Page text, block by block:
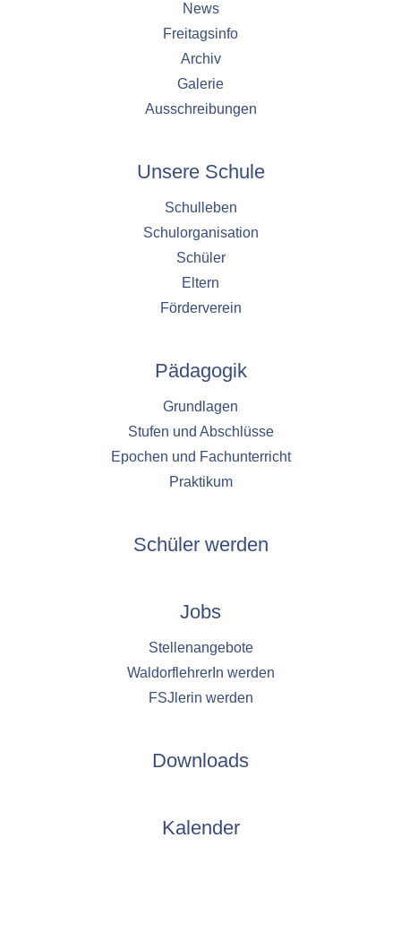
News
Freitagsinfo
Archiv
Galerie
Ausschreibungen
Unsere Schule
Schulleben
Schulorganisation
Schüler
Eltern
Förderverein
Pädagogik
Grundlagen
Stufen und Abschlüsse
Epochen und Fachunterricht
Praktikum
Schüler werden
Jobs
Stellenangebote
WaldorflehrerIn werden
FSJlerin werden
Downloads
Kalender
und Benutzererfahrung.